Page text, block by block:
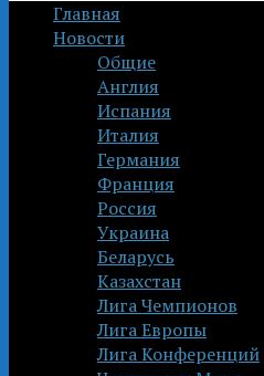
Главная
Новости
Общие
Англия
Испания
Италия
Германия
Франция
Россия
Украина
Беларусь
Казахстан
Лига Чемпионов
Лига Европы
Лига Конференций